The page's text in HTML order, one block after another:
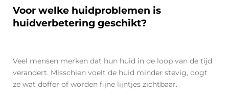
Voor welke huidproblemen is
huidverbetering geschikt?
Veel mensen merken dat hun huid in de loop van de tijd
verandert. Misschien voelt de huid minder stevig, oogt
ze wat doffer of worden fijne lijntjes zichtbaar.